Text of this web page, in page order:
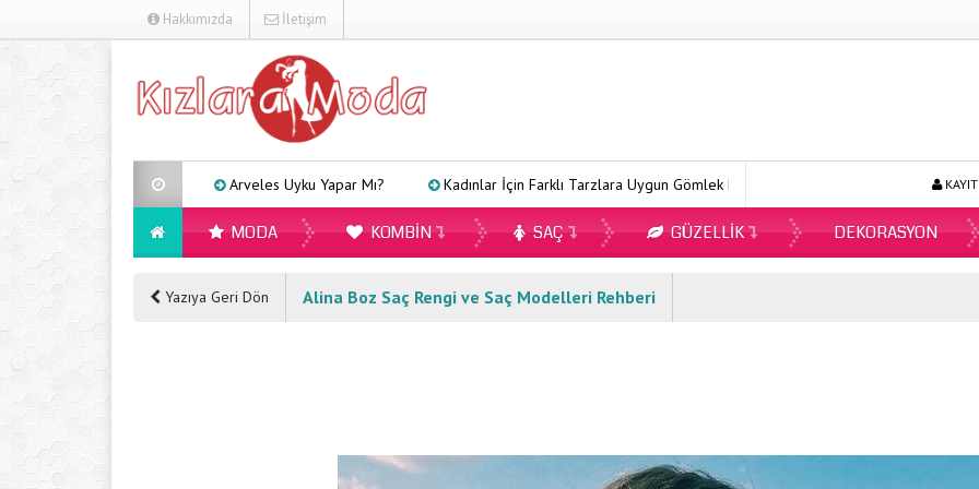
Hakkımızda İletişim
Arveles Uyku Yapar Mı? Kadınlar İçin Farklı Tarzlara Uygun Gömlek Modelleri Ecopirin Reçetesiz Alınır Mı
MODA KOMBIN SAÇ GÜZELLIK DEKORASYON
Yazıya Geri Dön Alina Boz Saç Rengi ve Saç Modelleri Rehberi